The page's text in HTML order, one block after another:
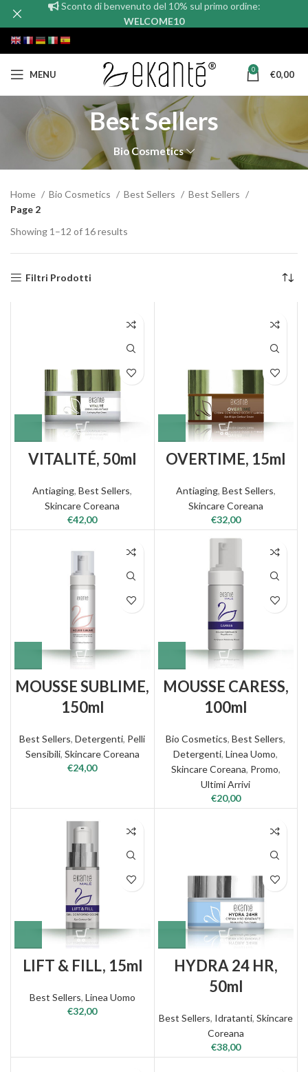
MENU 0 €0,00
Best Sellers
Bio Cosmetics
Home Bio Cosmetics Best Sellers
Best Sellers
Page 2
Showing 1–12 of 16 results
Filtri Prodotti
VITALITÉ, 50ml
Antiaging,Best Sellers,
Skincare Coreana
€42,00
OVERTIME, 15ml
Antiaging, Best Sellers,
Skincare Coreana
€32,00
MOUSSE SUBLIME,
150ml
Best Sellers,Detergenti, Pelli
Sensibili, Skincare Coreana
€24,00
MOUSSE CARESS,
100ml
Bio Cosmetics,Best Sellers,
Detergenti,Linea Uomo,
Skincare Coreana, Promo,
Ultimi Arrivi
€20,00
LIFT & FILL, 15ml
Best Sellers, Linea Uomo
€32,00
HYDRA 24 HR,
50ml
Best Sellers, Idratanti, Skincare
Coreana
€38,00
Sconto di benvenuto del 10% sul primo ordine:
WELCOME10